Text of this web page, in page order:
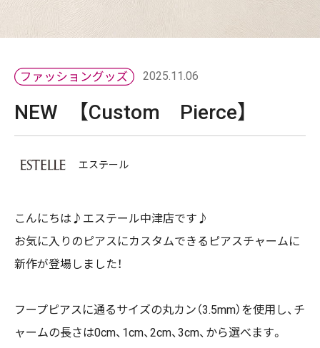
2025.11.06
NEW 【Custom Pierce】
エステール
こんにちは♪エステール中津店です♪
お気に入りのピアスにカスタムできるピアスチャームに
新作が登場しました！
フープピアスに通るサイズの丸カン（3.5mm）を使用し、チ
ャームの長さは0cm、1cm、2cm、3cm、から選べます。